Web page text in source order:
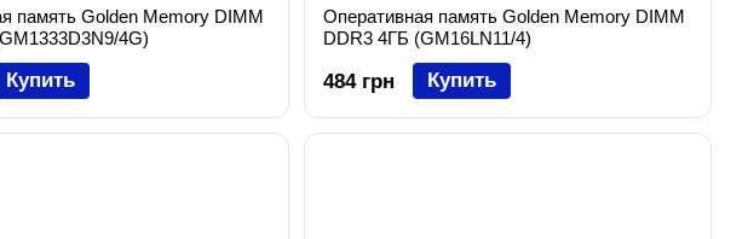
память Golden Memory DIMM
4G)
Купить
Оперативная память Golden Memory DIMM
DDR3 4ГБ (GM16LN11/4)
484 грн Купить